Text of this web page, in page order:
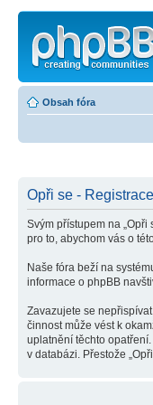
Obsah fóra
Opři se - Registrace
Svým přístupem na
pro to, abychom vás o
Naše fóra beží na
informace o phpBB
Zavazujete se
činnost může vést k
uplatnění těchto
v databázi. Přestože